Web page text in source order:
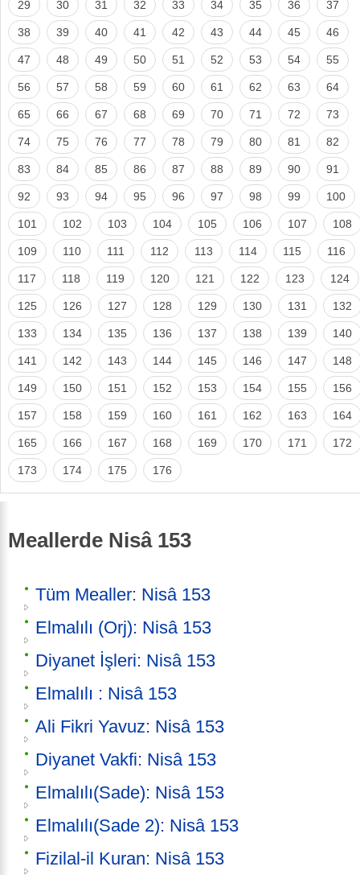
29 30 31 32 33 34 35 36 37
38 39 40 41 42 43 44 45 46
47 48 49 50 51 52 53 54 55
56 57 58 59 60 61 62 63 64
65 66 67 68 69 70 71 72 73
74 75 76 77 78 79 80 81 82
83 84 85 86 87 88 89 90 91
92 93 94 95 96 97 98 99 100
101 102 103 104 105 106 107 108
109 110 111 112 113 114 115 116
117 118 119 120 121 122 123 124
125 126 127 128 129 130 131 132
133 134 135 136 137 138 139 140
141 142 143 144 145 146 147 148
149 150 151 152 153 154 155 156
157 158 159 160 161 162 163 164
165 166 167 168 169 170 171 172
173 174 175 176
Meallerde Nisâ 153
Tüm Mealler: Nisâ 153
Elmalılı (Orj): Nisâ 153
Diyanet İşleri: Nisâ 153
Elmalılı : Nisâ 153
Ali Fikri Yavuz: Nisâ 153
Diyanet Vakfi: Nisâ 153
Elmalılı(Sade): Nisâ 153
Elmalılı(Sade 2): Nisâ 153
Fizilal-il Kuran: Nisâ 153